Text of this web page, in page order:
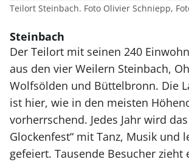
Teilort Steinbach. Foto Olivier Schniepp,
Steinbach
Der Teilort mit seinen 240
aus den vier Weilern Steinbach,
Wolfsölden und Büttelbronn. Die
ist hier, wie in den meisten
vorherrschend. Jedes Jahr wird
Glockenfest“ mit Tanz, Musik und
gefeiert. Tausende Besucher zieht